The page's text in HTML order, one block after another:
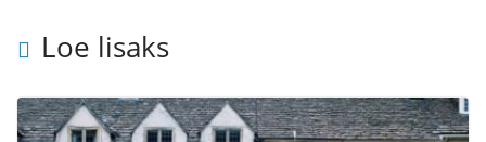
Loe lisaks